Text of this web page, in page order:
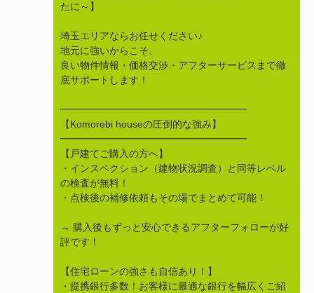
たに～】
埼玉エリアならお任せください♪
地元に強いからこそ、
良い物件情報・価格交渉・アフターサービスまで徹
底サポートします！
━━━━━━━━━━━━━━━━━━━
【Komorebi houseの圧倒的な強み】
━━━━━━━━━━━━━━━━━━━
【戸建てご購入の方へ】
・インスペクション（建物状況調査）と同等レベル
の検査が無料！
・点検後の補修依頼もその場でまとめて可能！
→ 購入後もずっと安心できるアフターフォローが好
評です！
【住宅ローンの強さも自信あり！】
・提携銀行多数！お客様に最適な銀行を幅広くご紹